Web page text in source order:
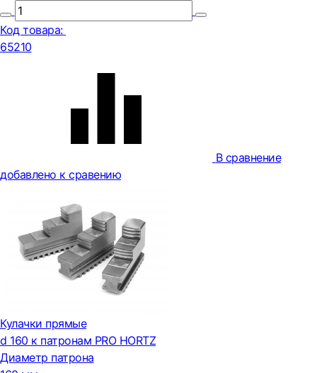
Код товара:
65210
В сравнение
добавлено к сравению
Кулачки прямые
d 160 к патронам PRO HORTZ
Диаметр патрона